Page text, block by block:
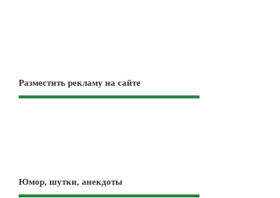
Разместить рекламу на сайте
Юмор, шутки, анекдоты